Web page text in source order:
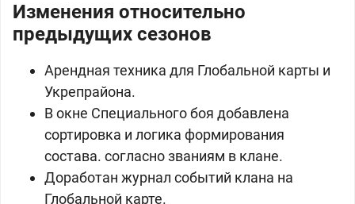
Изменения относительно
предыдущих сезонов
Арендная техника для Глобальной карты и
Укрепрайона.
В окне Специального боя добавлена
сортировка и логика формирования
состава. согласно званиям в клане.
Доработан журнал событий клана на
Глобальной карте.